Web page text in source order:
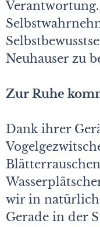
Neuhauser zu
Zur Ruhe
Dank ihrer
wir in
Gerade in der